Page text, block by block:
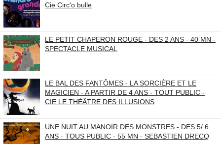
Cie Circ'o bulle
LE PETIT CHAPERON ROUGE - DES 2 ANS - 40 MN -
SPECTACLE MUSICAL
LE BAL DES FANTÔMES - LA SORCIÈRE ET LE
MAGICIEN - A PARTIR DE 4 ANS - TOUT PUBLIC -
CIE LE THÉÂTRE DES ILLUSIONS
UNE NUIT AU MANOIR DES MONSTRES - DES 5/ 6
ANS - TOUS PUBLIC - 55 MN - SEBASTIEN DRECQ